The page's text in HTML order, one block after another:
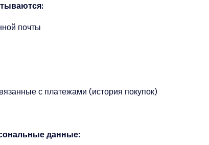
почты
с платежами (история покупок)
данные: